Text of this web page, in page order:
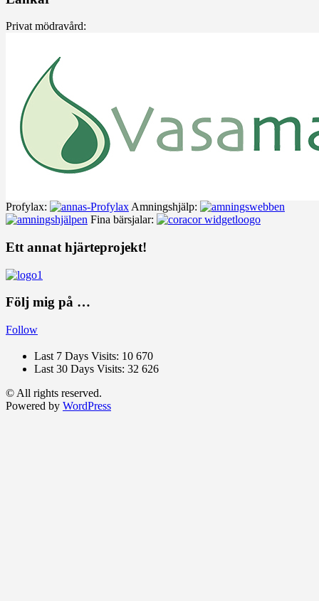
Privat mödravård:
Profylax:
Amningshjälp:
Fina bärsjalar:
Ett annat hjärteprojekt!
Följ mig på …
Follow
Last 7 Days Visits: 10 670
Last 30 Days Visits: 32 626
© All rights reserved.
Powered by WordPress